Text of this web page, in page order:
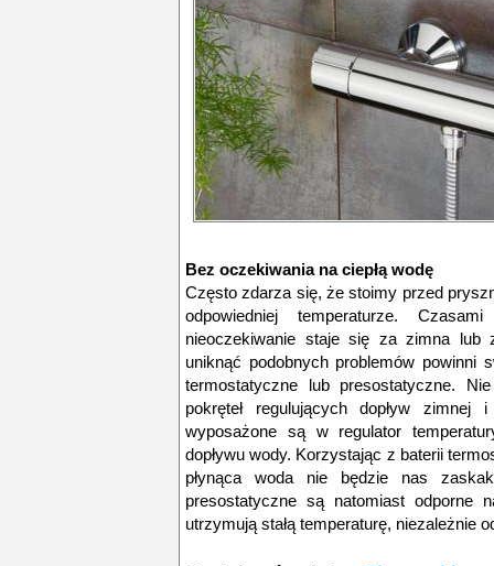
Bez oczekiwania na ciepłą wodę
Często zdarza się, że stoimy przed
odpowiedniej temperaturze.
nieoczekiwanie staje się za zimna
uniknąć podobnych problemów powinni
termostatyczne lub presostatyczne.
pokręteł regulujących dopływ
wyposażone są w regulator
dopływu wody. Korzystając z baterii
płynąca woda nie będzie nas
presostatyczne są natomiast odporne
utrzymują stałą temperaturę, niezależnie